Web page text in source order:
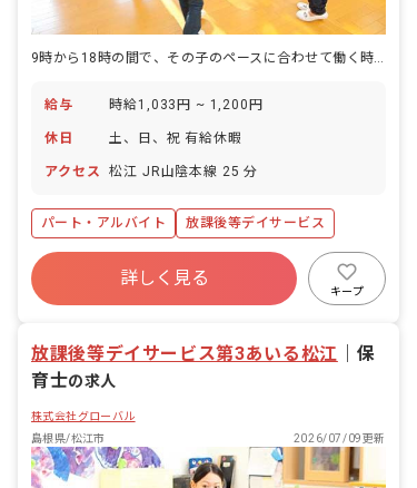
9時から18時の間で、その子のペースに合わせて働く時間を選べる仕事です。
給与 時給1,033円 ~ 1,200円
休日 土、日、祝 有給休暇
アクセス 松江 JR山陰本線 25 分
パート・アルバイト 放課後等デイサービス
詳しく見る
キープ
放課後等デイサービス第3あいる松江
保
育士の求人
株式会社グローバル
島根県/松江市
2026/07/09更新